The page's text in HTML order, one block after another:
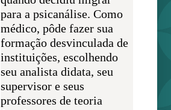
para a psicanálise. Como
médico, pôde fazer sua
formação desvinculada de
instituições, escolhendo
seu analista didata, seu
supervisor e seus
professores de teoria